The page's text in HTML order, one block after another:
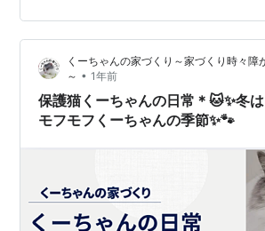
しについてた玉が最高で、一人遊びも
気に入りすぎていろんなところに持っ
ら、 ママがよく探し回ってたにゃ🤣 な
～！！！！💦💦 って叫ぶと、ママたち
くーちゃんの家づくり～家づくり時々障
～ • 1年前
保護猫くーちゃんの日常＊🐱✨冬
モフモフくーちゃんの季節✨🐾